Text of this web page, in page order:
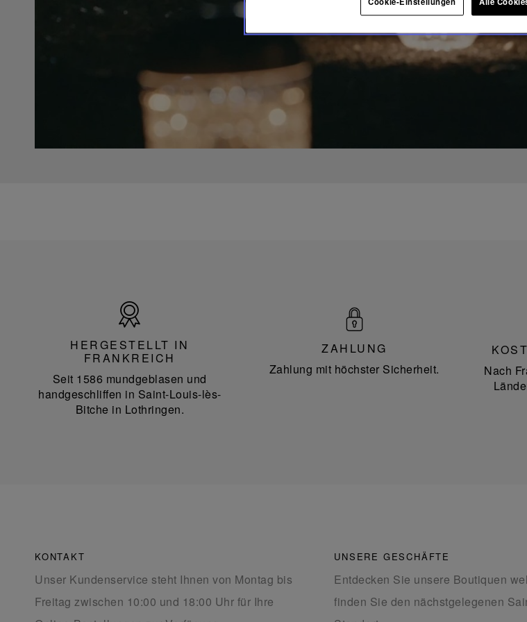
Frankreich
HERGESTELLT IN
FRANKREICH
Seit 1586 mundgeblasen und
handgeschliffen in Saint-Louis-lès-
Bitche in Lothringen.
ZAHLUNG
Zahlung mit höchster Sicherheit.
Nach
KONTAKT
Unser Kundenservice steht Ihnen von Montag bis
Freitag zwischen 10:00 und 18:00 Uhr für Ihre
UNSERE GESCHÄFTE
Entdecken Sie unsere Boutiquen
finden Sie den nächstgelegenen